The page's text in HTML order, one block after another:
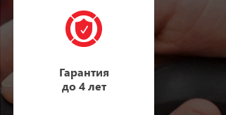
Гарантия
до 4 лет